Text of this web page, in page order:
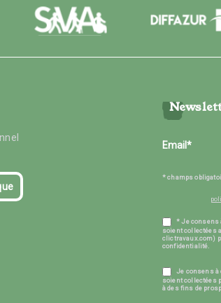
* champs
* Je consens
soient collectées
clictravaux.com)
confidentialité.
Je consens à
soient collectées
à des fins de